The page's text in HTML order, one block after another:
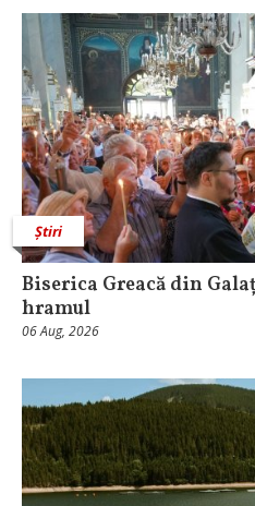
Știri
Biserica Greacă din
hramul
06 Aug, 2026